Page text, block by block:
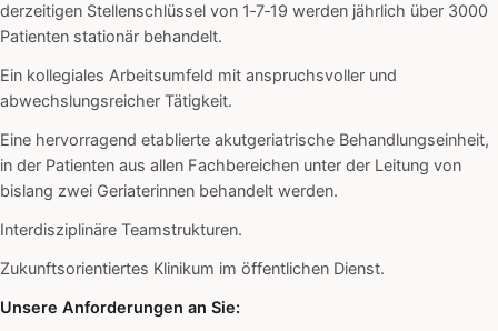
derzeitigen Stellenschlüssel von 1‑7‑19 werden jährlich über 3000
Patienten stationär behandelt.
Ein kollegiales Arbeitsumfeld mit anspruchsvoller und
abwechslungsreicher Tätigkeit.
Eine hervorragend etablierte akutgeriatrische Behandlungseinheit,
in der Patienten aus allen Fachbereichen unter der Leitung von
bislang zwei Geriaterinnen behandelt werden.
Interdisziplinäre Teamstrukturen.
Zukunftsorientiertes Klinikum im öffentlichen Dienst.
Unsere Anforderungen an Sie: